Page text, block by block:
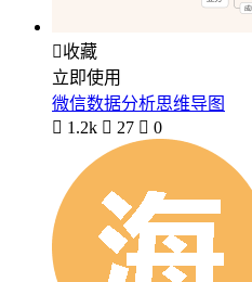
收藏
立即使用
微信数据分析思维导图
 1.2k  27  0